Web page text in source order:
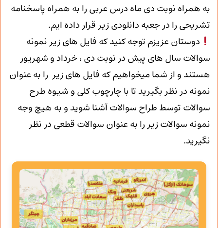
به همراه نوبت دی ماه درس عربی را به همراه پاسخنامه
تشریحی را در جعبه دانلودی زیر قرار داده ایم.
دوستان عزیزم توجه کنید که فایل های زیر نمونه
سوالات سال های پیش در نوبت دی ، خرداد و شهریور
هستند و از شما میخواهیم که فایل های زیر را به عنوان
نمونه در نظر بگیرید تا با چارچوب کلی و شیوه طرح
سوالات توسط طراح سوالات آشنا شوید و به هیچ وجه
نمونه سوالات زیر را به عنوان سوالات قطعی در نظر
نگیرید.